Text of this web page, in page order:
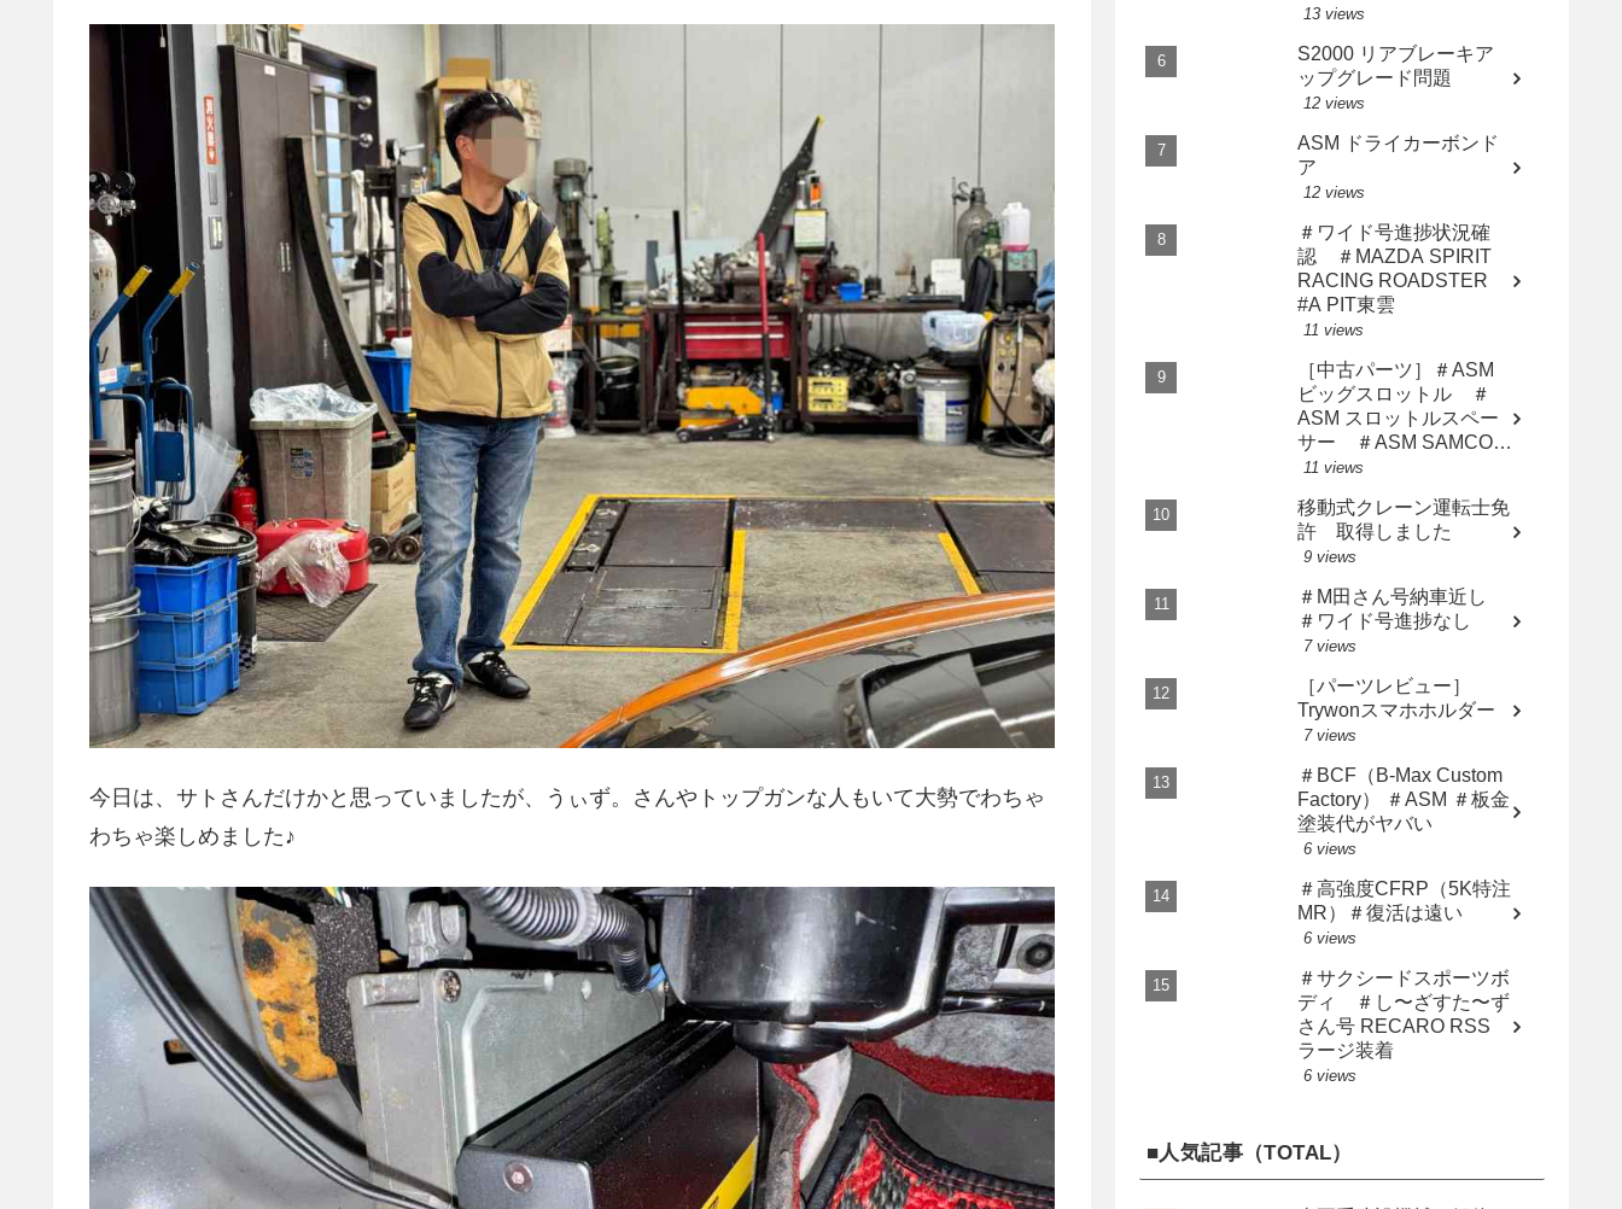
今日は、サトさんだけかと思っていましたが、うぃず。さんやトップガンな人もいて大勢でわちゃ
わちゃ楽しめました♪
13 views
S2000 リアブレーキア
ップグレード問題
12 views
ASM ドライカーボンド
ア
12 views
＃ワイド号進捗状況確
認 ＃MAZDA SPIRIT
RACING ROADSTER
#A PIT東雲
11 views
［中古パーツ］＃ASM
ビッグスロットル ＃
ASM スロットルスペー
サー ＃ASM SAMCO
インテークホース AP2
11 views
移動式クレーン運転士免
許 取得しました
9 views
＃M田さん号納車近し
＃ワイド号進捗なし
7 views
［パーツレビュー］
Trywonスマホホルダー
7 views
＃BCF（B-Max Custom
Factory） ＃ASM ＃板金
塗装代がヤバい
6 views
＃高強度CFRP（5K特注
MR）＃復活は遠い
6 views
＃サクシードスポーツボ
ディ ＃し〜ざすた〜ず
さん号 RECARO RSS
ラージ装着
6 views
■人気記事（TOTAL）